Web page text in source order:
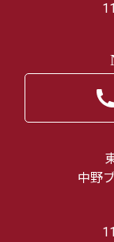
中野